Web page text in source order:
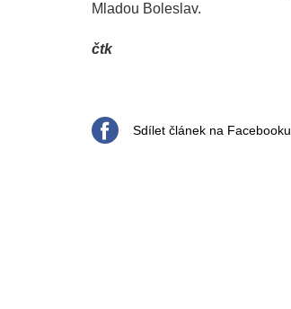
Mladou Boleslav.
čtk
Sdílet článek na Facebooku